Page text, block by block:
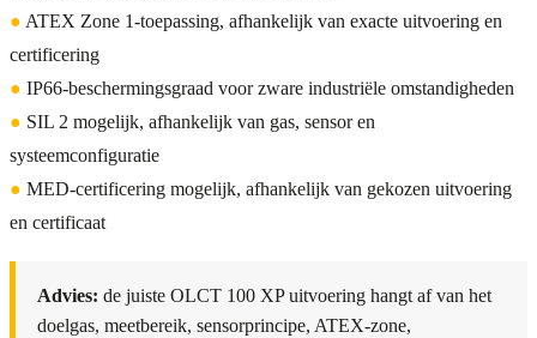
● ATEX Zone 1-toepassing, afhankelijk van exacte uitvoering en
certificering
● IP66-beschermingsgraad voor zware industriële omstandigheden
● SIL 2 mogelijk, afhankelijk van gas, sensor en
systeemconfiguratie
● MED-certificering mogelijk, afhankelijk van gekozen uitvoering
en certificaat
Advies: de juiste OLCT 100 XP uitvoering hangt af van het
doelgas, meetbereik, sensorprincipe, ATEX-zone,